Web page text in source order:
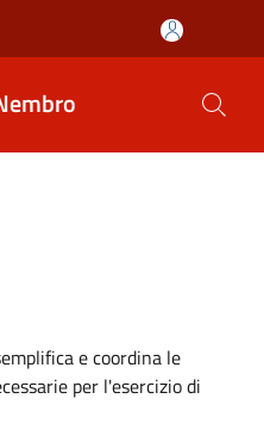
e coordina le
per l'esercizio di